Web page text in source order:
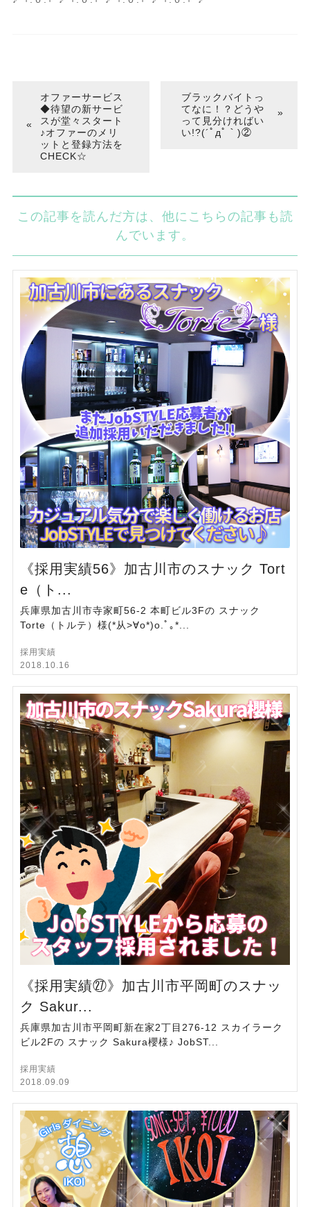
オファーサービス
◆待望の新サービ
スが堂々スタート
♪オファーのメリ
ットと登録方法を
CHECK☆
ブラックバイトっ
てなに！？どうや
って見分ければい
い!?(´ﾟдﾟ｀)②
この記事を読んだ方は、他にこちらの記事も読
んでいます。
《採用実績56》加古川市のスナック Tort
e（ト...
兵庫県加古川市寺家町56-2 本町ビル3Fの スナック
Torte（トルテ）様(*从>∀o*)o.ﾟ｡*...
採用実績
2018.10.16
《採用実績㉗》加古川市平岡町のスナッ
ク Sakur...
兵庫県加古川市平岡町新在家2丁目276-12 スカイラーク
ビル2Fの スナック Sakura櫻様♪ JobST...
採用実績
2018.09.09